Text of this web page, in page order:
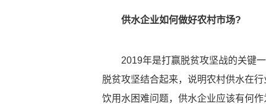
供水企业如何做好农村市场?
2019年是打赢脱贫攻坚战的关键
脱贫攻坚结合起来，说明农村供水在
饮用水困难问题，供水企业应该有何